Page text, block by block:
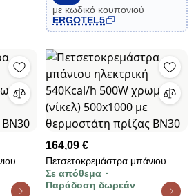
με κωδικό κουπονιού
ERGOTEL5
164,09 €
Πετσετοκρεμάστρα μπάνιου
ηλεκτρική 540Kcal/h 500W
χρωμέ (νίκελ) 500x1000 με
Σε απόθεμα
Παράδοση δωρεάν